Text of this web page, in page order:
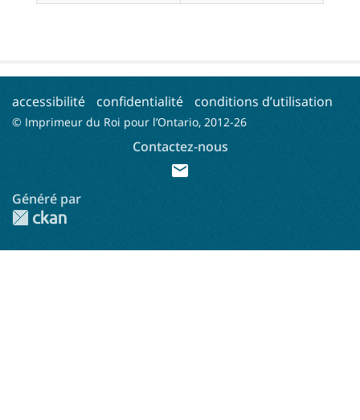
accessibilité confidentialité conditions d’utilisation
© Imprimeur du Roi pour l’Ontario, 2012-26
Contactez-nous
mail
Généré par